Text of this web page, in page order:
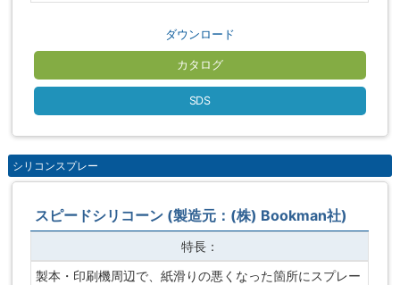
ダウンロード
カタログ
SDS
シリコンスプレー
スピードシリコーン (製造元：(株) Bookman社)
特長：
製本・印刷機周辺で、紙滑りの悪くなった箇所にスプレー